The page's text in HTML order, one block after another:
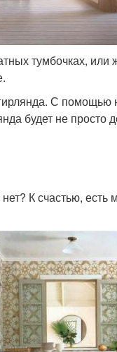
тумбочках, или
С
будет не просто
К счастью,